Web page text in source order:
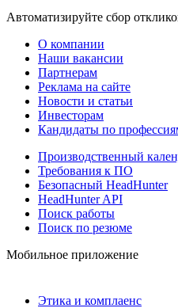
Автоматизируйте сбор
О компании
Наши вакансии
Партнерам
Реклама на сайте
Новости и статьи
Инвесторам
Кандидаты по
Производственный
Требования к ПО
Безопасный HeadHunter
HeadHunter API
Поиск работы
Поиск по резюме
Мобильное приложение
Этика и комплаенс